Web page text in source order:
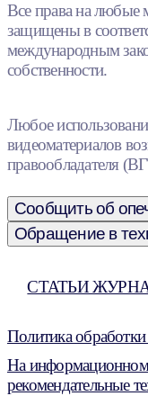
Все права на любые
защищены в
международным
собственности.
Любое
видеоматериалов
правообладателя
Сообщить об
Обращение в
СТАТЬИ
Политика
На информационном
рекомендательные